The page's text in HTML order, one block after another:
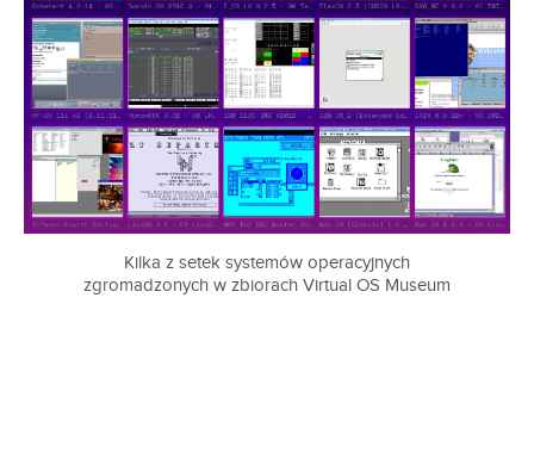
Kilka z setek systemów operacyjnych
zgromadzonych w zbiorach Virtual OS Museum